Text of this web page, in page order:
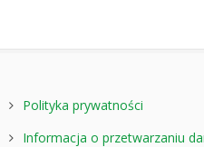
Polityka prywatności
Informacja o przetwarzaniu